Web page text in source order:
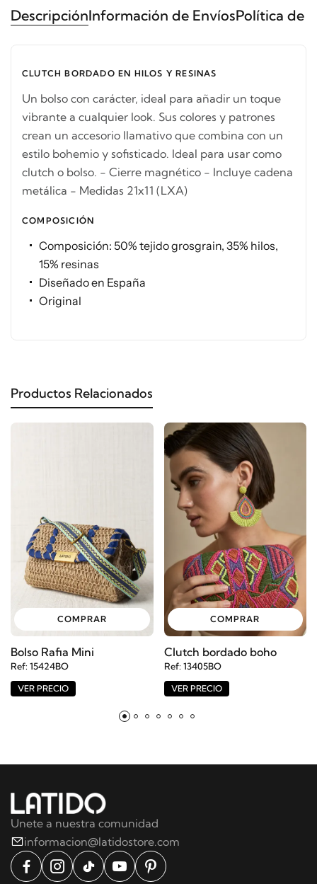
DescripciónInformación de EnvíosPolítica de
CLUTCH BORDADO EN HILOS Y RESINAS
Un bolso con carácter, ideal para añadir un toque
vibrante a cualquier look. Sus colores y patrones
crean un accesorio llamativo que combina con un
estilo bohemio y sofisticado. Ideal para usar como
clutch o bolso. - Cierre magnético - Incluye cadena
metálica - Medidas 21x11 (LXA)
COMPOSICIÓN
Composición: 50% tejido grosgrain, 35% hilos,
15% resinas
Diseñado en España
Original
Productos Relacionados
COMPRAR
Bolso Rafia Mini
Ref: 15424BO
VER PRECIO
COMPRAR
Clutch bordado boho
Ref: 13405BO
VER PRECIO
Unete a nuestra comunidad
informacion@latidostore.com